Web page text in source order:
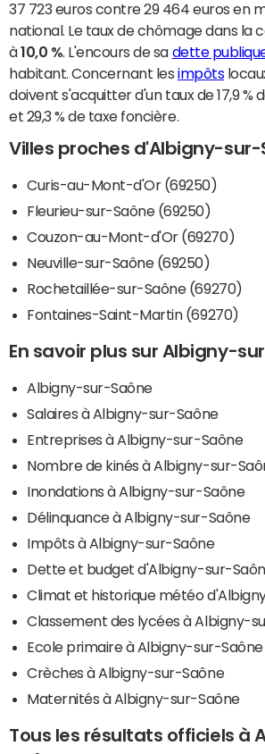
37 723 euros contre 29 464 euros en
national. Le taux de chômage dans la
à10,0 % . L'encours de sa dette
habitant. Concernant lesimpôts
doivent s'acquitter d'un taux de 17,9 %
et 29,3 % de taxe foncière.
Villes proches d'Albigny-sur-
Curis-au-Mont-d'Or (69250)
Fleurieu-sur-Saône (69250)
Couzon-au-Mont-d'Or (69270)
Neuville-sur-Saône (69250)
Rochetaillée-sur-Saône (69270)
Fontaines-Saint-Martin (69270)
En savoir plus sur Albigny-
Albigny-sur-Saône
Salaires à Albigny-sur-Saône
Entreprises à Albigny-sur-Saône
Nombre de kinés à Albigny-sur-
Inondations à Albigny-sur-Saône
Délinquance à Albigny-sur-Saône
Impôts à Albigny-sur-Saône
Dette et budget d'Albigny-sur-
Climat et historique météo
Classement des lycées à Albigny-
Ecole primaire à Albigny-sur-Saône
Crèches à Albigny-sur-Saône
Maternités à Albigny-sur-Saône
Tous les résultats officiels à